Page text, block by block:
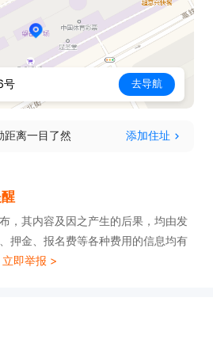
号 去导航
距离一目了然 添加住址
，其内容及因之产生的后果，均由发
押金、报名费等各种费用的信息均有
立即举报 >